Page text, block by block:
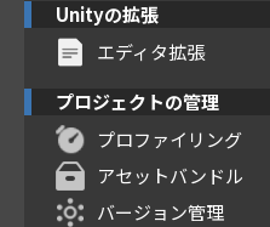
Unityの拡張
エディタ拡張
プロジェクトの管理
プロファイリング
アセットバンドル
バージョン管理